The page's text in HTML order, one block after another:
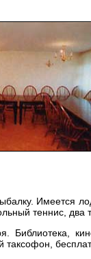
Имеется
теннис,
Библиотека,